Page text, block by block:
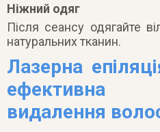
Ніжний одяг
Після сеансу одягайте
натуральних тканин.
Лазерна
ефективна
видалення